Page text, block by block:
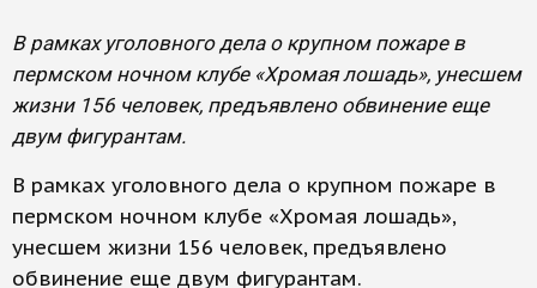
В рамках уголовного дела о крупном пожаре в
пермском ночном клубе «Хромая лошадь», унесшем
жизни 156 человек, предъявлено обвинение еще
двум фигурантам.
В рамках уголовного дела о крупном пожаре в
пермском ночном клубе «Хромая лошадь»,
унесшем жизни 156 человек, предъявлено
обвинение еще двум фигурантам.